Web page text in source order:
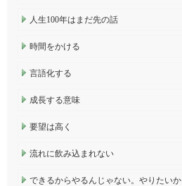
人生100年はまだ先の話
時間をかける
言語化する
成長する意味
要望は高く
流れに飲み込まれない
できるからやるんじゃない。やりたいか